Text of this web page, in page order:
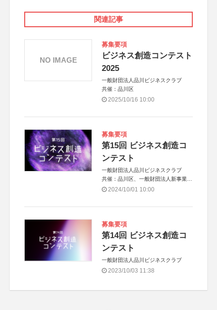
関連記事
募集要項
ビジネス創造コンテスト
2025
一般財団法人品川ビジネスクラブ
共催：品川区
2025/10/16 10:00
NO IMAGE
募集要項
第15回 ビジネス創造コ
ンテスト
一般財団法人品川ビジネスクラブ
共催：品川区、一般財団法人新事業創
生機構
2024/10/01 10:00
募集要項
第14回 ビジネス創造コ
ンテスト
一般財団法人品川ビジネスクラブ
2023/10/03 11:38